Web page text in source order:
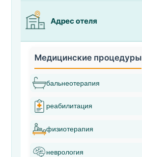
Адрес отеля
Медицинские процедуры
бальнеотерапия
реабилитация
физиотерапия
неврология